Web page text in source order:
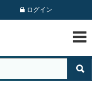
ログイン